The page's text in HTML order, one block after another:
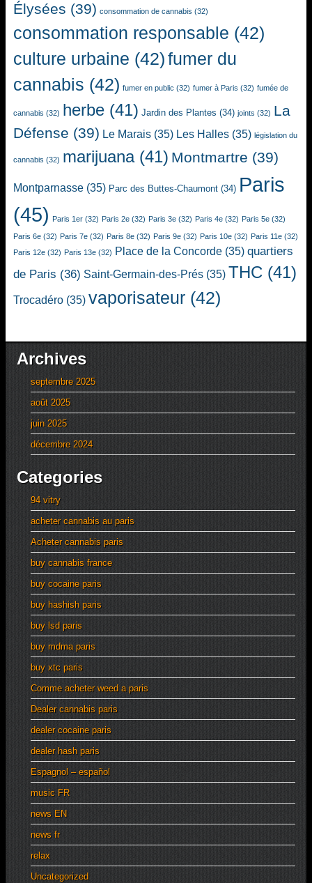
Élysées (39) consommation de cannabis (32)
consommation responsable (42)
culture urbaine (42)fumer du
cannabis (42) fumer en public (32) fumer à Paris (32) fumée de
cannabis (32) herbe (41) Jardin des Plantes (34) joints (32) La
Défense (39) Le Marais (35) Les Halles (35) législation du
cannabis (32) marijuana(41) Montmartre (39)
Montparnasse (35) Parc des Buttes-Chaumont (34) Paris
(45) Paris 1er (32) Paris 2e (32) Paris 3e (32) Paris 4e (32) Paris 5e (32)
Paris 6e (32) Paris 7e (32) Paris 8e (32) Paris 9e (32) Paris 10e (32) Paris 11e (32)
Paris 12e (32) Paris 13e (32) Place de la Concorde (35) quartiers
de Paris (36) Saint-Germain-des-Prés (35) THC (41)
Trocadéro (35) vaporisateur (42)
Archives
septembre 2025
août 2025
juin 2025
décembre 2024
Categories
94 vitry
acheter cannabis au paris
Acheter cannabis paris
buy cannabis france
buy cocaine paris
buy hashish paris
buy lsd paris
buy mdma paris
buy xtc paris
Comme acheter weed a paris
Dealer cannabis paris
dealer cocaine paris
dealer hash paris
Espagnol – español
music FR
news EN
news fr
relax
Uncategorized